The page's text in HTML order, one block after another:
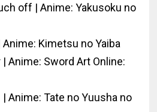
off | Anime: Yakusoku no
Anime: Kimetsu no Yaiba
Anime: Sword Art Online:
| Anime: Tate no Yuusha no